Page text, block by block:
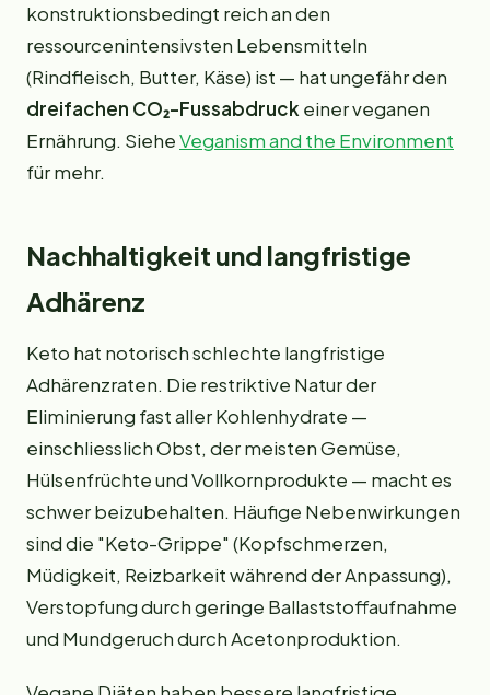
konstruktionsbedingt reich an den
ressourcenintensivsten Lebensmitteln
(Rindfleisch, Butter, Käse) ist — hat ungefähr den
dreifachen CO₂-Fussabdruck einer veganen
Ernährung. SieheVeganism and the Environment
für mehr.
Nachhaltigkeit und langfristige
Adhärenz
Keto hat notorisch schlechte langfristige
Adhärenzraten. Die restriktive Natur der
Eliminierung fast aller Kohlenhydrate —
einschliesslich Obst, der meisten Gemüse,
Hülsenfrüchte und Vollkornprodukte — macht es
schwer beizubehalten. Häufige Nebenwirkungen
sind die "Keto-Grippe" (Kopfschmerzen,
Müdigkeit, Reizbarkeit während der Anpassung),
Verstopfung durch geringe Ballaststoffaufnahme
und Mundgeruch durch Acetonproduktion.